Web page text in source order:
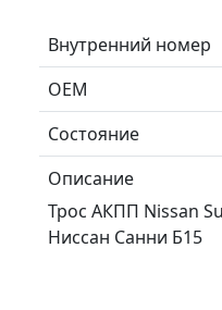
Внутренний номер
ОЕМ
Состояние
Описание
Трос АКПП Nissan
Ниссан Санни Б15